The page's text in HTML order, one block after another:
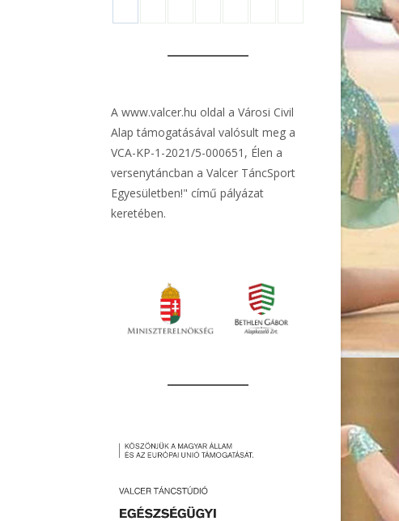
A www.valcer.hu oldal a Városi Civil
Alap támogatásával valósult meg a
VCA-KP-1-2021/5-000651, Élen a
versenytáncban a Valcer TáncSport
Egyesületben!" című pályázat
keretében.